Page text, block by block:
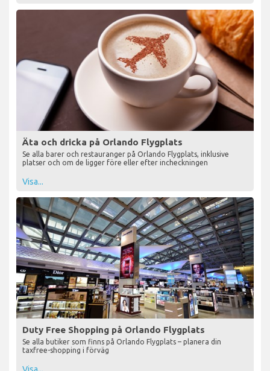
Äta och dricka på Orlando Flygplats
Se alla barer och restauranger på Orlando Flygplats, inklusive
platser och om de ligger före eller efter incheckningen
Visa...
Duty Free Shopping på Orlando Flygplats
Se alla butiker som finns på Orlando Flygplats – planera din
taxfree-shopping i förväg